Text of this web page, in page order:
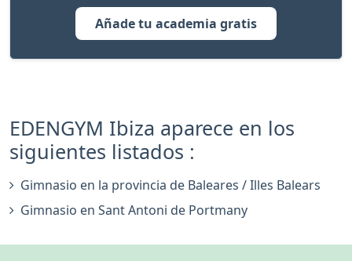
Añade tu academia gratis
EDENGYM Ibiza aparece en los
siguientes listados :
Gimnasio en la provincia de Baleares / Illes Balears
Gimnasio en Sant Antoni de Portmany